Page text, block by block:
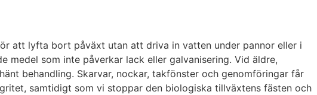
att lyfta bort påväxt utan att driva in vatten under pannor eller i
medel som inte påverkar lack eller galvanisering. Vid äldre,
behandling. Skarvar, nockar, takfönster och genomföringar får
samtidigt som vi stoppar den biologiska tillväxtens fästen och